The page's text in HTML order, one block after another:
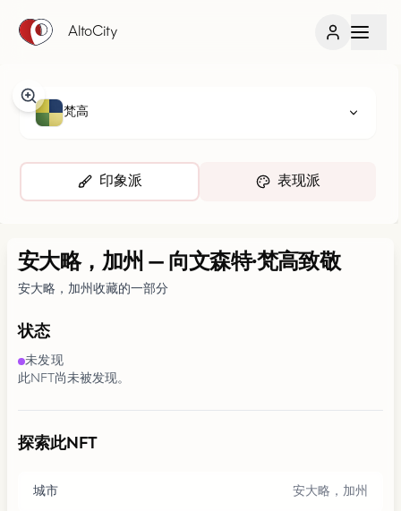
AltoCity
梵高
印象派 表现派
安大略，加州 — 向文森特·梵高致敬
安大略，加州收藏的一部分
状态
未发现
此NFT尚未被发现。
探索此NFT
城市 安大略，加州